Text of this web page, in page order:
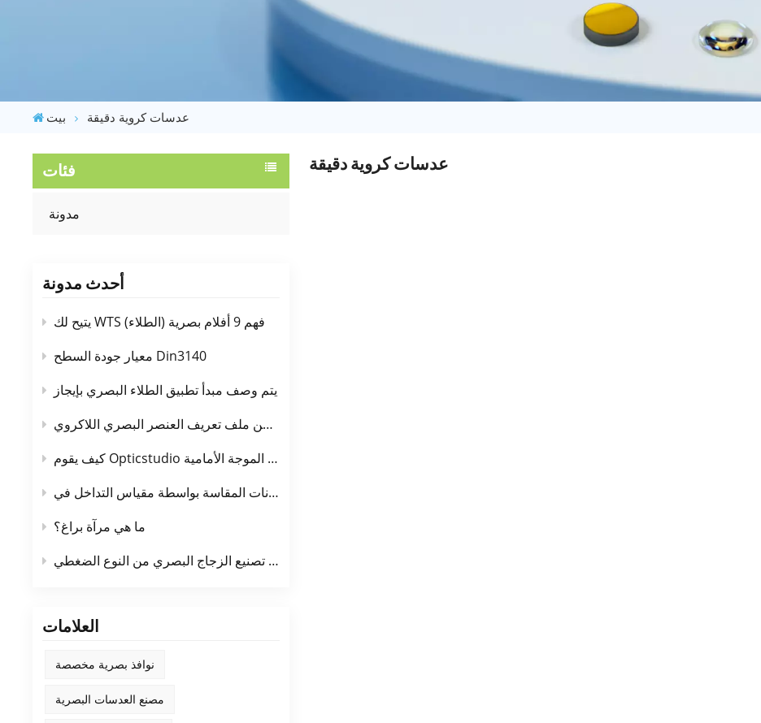
بيت عدسات كروية دقيقة
فئات
مدونة
أحدث مدونة
يتيح لك WTS فهم 9 أفلام بصرية (الطلاء)
معيار جودة السطح Din3140
يتم وصف مبدأ تطبيق الطلاء البصري بإيجاز
طريقة الكشف عن ملف تعريف العنصر البصري اللاكروي
كيف يقوم Opticstudio بأخذ العينات في حساب الموجة الأمامية
ما هي مرآة براغ؟
مبدأ تصنيع الزجاج البصري من النوع الضغطي
العلامات
نوافذ بصرية مخصصة
مصنع العدسات البصرية
عدسات كروية دقيقة